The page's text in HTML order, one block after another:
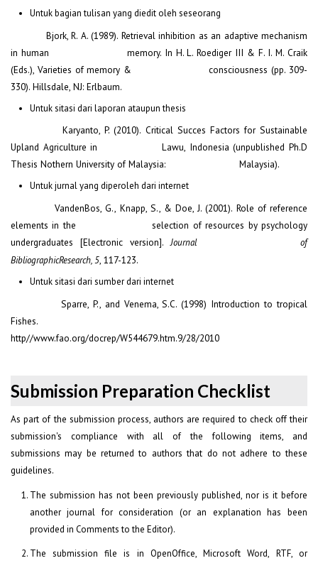
Untuk bagian tulisan yang diedit oleh seseorang
Bjork, R. A. (1989). Retrieval inhibition as an adaptive mechanism
in human memory. In H. L. Roediger III & F. I. M. Craik
(Eds.), Varieties of memory & consciousness (pp. 309-
330). Hillsdale, NJ: Erlbaum.
Untuk sitasi dari laporan ataupun thesis
Karyanto, P. (2010). Critical Succes Factors for Sustainable
Upland Agriculture in Lawu, Indonesia (unpublished Ph.D
Thesis Nothern University of Malaysia: Malaysia).
Untuk jurnal yang diperoleh dari internet
VandenBos, G., Knapp, S., & Doe, J. (2001). Role of reference
elements in the selection of resources by psychology
undergraduates [Electronic version].Journal of
BibliographicResearch, 5, 117-123.
Untuk sitasi dari sumber dari internet
Sparre, P., and Venema, S.C. (1998) Introduction to tropical
Fishes.
http//www.fao.org/docrep/W544679.htm.9/28/2010
Submission Preparation Checklist
As part of the submission process, authors are required to check off their
submission's compliance with all of the following items, and
submissions may be returned to authors that do not adhere to these
guidelines.
The submission has not been previously published, nor is it before
another journal for consideration (or an explanation has been
provided in Comments to the Editor).
The submission file is in OpenOffice, Microsoft Word, RTF, or